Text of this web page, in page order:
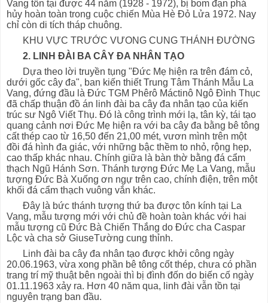
Vang tồn tại được 44 năm (1928 - 1972), bị bom đạn phá
hủy hoàn toàn trong cuộc chiến Mùa Hè Đỏ Lửa 1972. Nay
chỉ còn di tích tháp chuông.
KHU VỰC TRƯỚC VƯONG CUNG THÁNH ĐƯỜNG
2. LINH ĐÀI BA CÂY ĐA NHÂN TẠO
Dựa theo lời truyền tụng "Đức Mẹ hiện ra trên đám cỏ,
dưới gốc cây đa", ban kiến thiết Trung Tâm Thánh Mẫu La
Vang, đứng đầu là Đức TGM Phêrô Máctinô Ngô Đình Thục
đã chấp thuận đồ án linh đài ba cây đa nhân tạo của kiến
trúc sư Ngô Viết Thụ. Đó là công trình mới lạ, tân kỳ, tái tạo
quang cảnh nơi Đức Mẹ hiện ra với ba cây đa bằng bê tông
cất thép cao từ 16,50 đến 21,00 mét, vươn mình trên một
đồi đá hình đa giác, với những bậc thềm to nhỏ, rộng hẹp,
cao thấp khác nhau. Chính giữa là bàn thờ bằng đá cẩm
thạch Ngũ Hánh Sơn. Thánh tượng Đức Mẹ La Vang, mẫu
tượng Đức Bà Xuống ơn ngự trên cao, chính điện, trên một
khối đá cẩm thạch vuông vắn khác.
Đây là bức thánh tượng thứ ba được tôn kính tại La
Vang, mẫu tượng mới với chủ đề hoàn toàn khác với hai
mẫu tượng cũ Đức Bà Chiến Thắng do Đức cha Caspar
Lộc và cha sở GiuseTường cung thỉnh.
Linh đài ba cây đa nhân tạo được khởi công ngày
20.06.1963, vừa xong phần bê tông cốt thép, chưa có phần
trang trí mỹ thuật bên ngoài thì bị đình đốn do biến cố ngày
01.11.1963 xảy ra. Hơn 40 năm qua, linh đài vẫn tồn tại
nguyên trạng ban đầu.